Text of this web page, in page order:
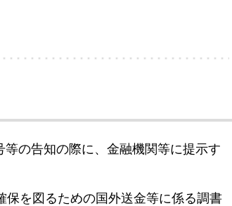
の告知の際に、金融機関等に提示す
保を図るための国外送金等に係る調書